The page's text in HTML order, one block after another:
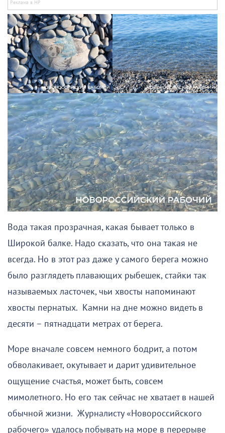
Вода такая прозрачная, какая бывает только в
Широкой балке. Надо сказать, что она такая не
всегда. Но в этот раз даже у самого берега можно
было разглядеть плавающих рыбешек, стайки так
называемых ласточек, чьи хвосты напоминают
хвосты пернатых. Камни на дне можно видеть в
десяти – пятнадцати метрах от берега.
Море вначале совсем немного бодрит, а потом
обволакивает, окутывает и дарит удивительное
ощущение счастья, может быть, совсем
мимолетного. Но его так сейчас не хватает в нашей
обычной жизни. Журналисту «Новороссийского
рабочего» удалось побывать на море в перерыве